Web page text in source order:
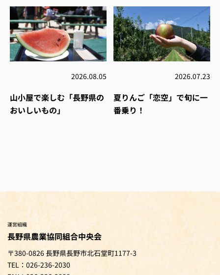
2026.08.05
山小屋で楽しむ「長野県の
おいしいもの」
2026.07.23
夏りんご「恋空」で旬に一
番乗り！
運営組織
長野県農業協同組合中央会
〒380-0826 長野県長野市北石堂町1177-3
TEL：026-236-2030